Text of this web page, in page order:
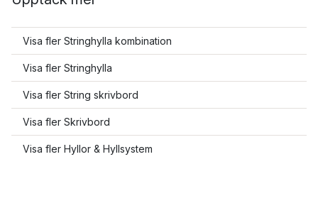
Visa fler Stringhylla kombination
Visa fler Stringhylla
Visa fler String skrivbord
Visa fler Skrivbord
Visa fler Hyllor & Hyllsystem